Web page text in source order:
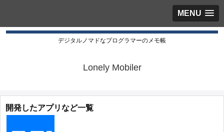
MENU
デジタルノマドなプログラマーのメモ帳
Lonely Mobiler
開発したアプリなど一覧